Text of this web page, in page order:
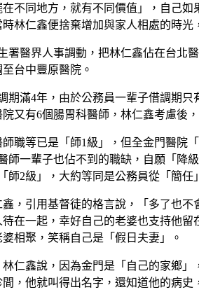
不同地方，就有不同價值」，自己
林仁鑫便捨棄增加與家人相處的時光
醫界人事調動，把林仁鑫佔在台北
台中豐原醫院。
滿4年，由於公務員一輩子借調期只
又有6個腸胃科醫師，林仁鑫考慮後
等已是「師1級」，但全金門醫院「
師一輩子也佔不到的職缺，自願「
師2級」，大約等同是公務員從「簡
，引用基督徒的格言說，「多了也不
在一起，幸好自己的老婆也支持他
相聚，笑稱自己是「假日夫妻」。
仁鑫說，因為金門是「自己的家鄉」
，他就叫得出名字，還知道他的病